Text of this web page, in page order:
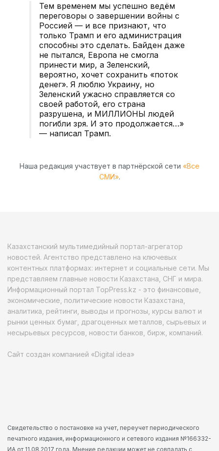
Тем временем мы успешно ведём
переговоры о завершении войны с
Россией — и все признают, что
только Трамп и его администрация
способны это сделать. Байден даже
не пытался, Европа не смогла
принести мир, а Зеленский,
вероятно, хочет сохранить «поток
денег». Я люблю Украину, но
Зеленский ужасно справляется со
своей работой, его страна
разрушена, и МИЛЛИОНЫ людей
погибли зря. И это продолжается…»
— написал Трамп.
Наша редакция участвует в партнёрской сети «Все
СМИ».
Казахстанский мультимедийный портал-агрегатор
новостей. Агентство представлено на ключевых
контентных платформах: интернет и социальные сети. Мы
представляем главные новости Казахстана, СНГ и мира.
Информационный портал TopPress.kz - это финансовые,
экономические, политические новости Казахстана,
аналитика, рейтинги, выводы и прогнозы, курсы валют и
рынки ценных бумаг, драгоценных металлов, сырьевых и
несырьевых ресурсов, новости банков, бирж, компаний.
Сайт создан компанией «Digital idea»
Свидетельство о постановке на учет, переучет периодического
печатного издания, информационного и сетевого издания №166332-
ИА от 11.08.2017 года. Мнение редакции может не совпадать с